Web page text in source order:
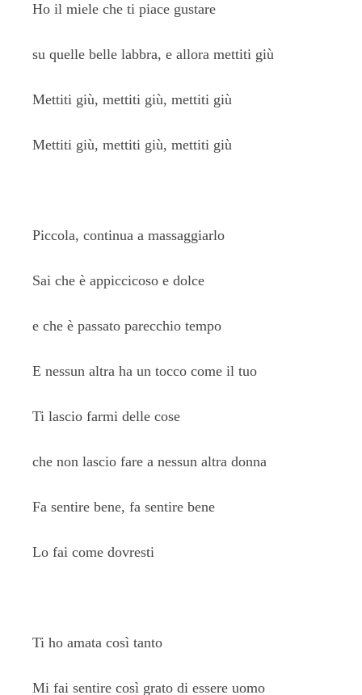
Ho il miele che ti piace gustare
su quelle belle labbra, e allora mettiti giù
Mettiti giù, mettiti giù, mettiti giù
Mettiti giù, mettiti giù, mettiti giù
Piccola, continua a massaggiarlo
Sai che è appiccicoso e dolce
e che è passato parecchio tempo
E nessun altra ha un tocco come il tuo
Ti lascio farmi delle cose
che non lascio fare a nessun altra donna
Fa sentire bene, fa sentire bene
Lo fai come dovresti
Ti ho amata così tanto
Mi fai sentire così grato di essere uomo